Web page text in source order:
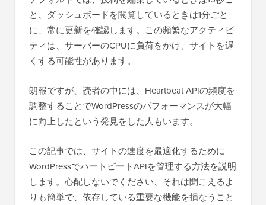
と、ダッシュボードを閲覧しているときは1分ごと
に、常に更新を確認します。この頻繁なアクティビ
ティは、サーバーのCPUに負荷をかけ、サイトを遅
くする可能性があります。
朗報ですが、読者の中には、Heartbeat APIの頻度を
調整することでWordPressのパフォーマンスが大幅
に向上したという発見をした人もいます。
この記事では、サイトの速度を最適化するために
WordPressでハートビートAPIを管理する方法を説明
します。心配しないでください、それは聞こえるよ
りも簡単で、依存している重要な機能を損なうこと